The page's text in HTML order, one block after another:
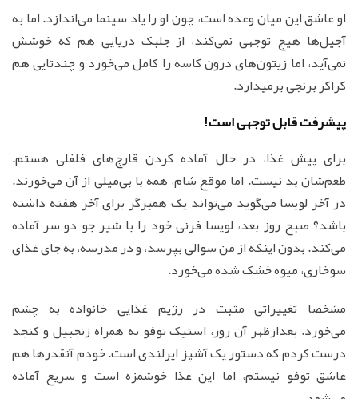
او عاشق این میان وعده است، چون او را یاد سینما می‌اندازد. اما به
آجیل‌ها هیچ توجهی نمی‌کند، از جلبک دریایی هم که خوشش
نمی‌آید، اما زیتون‌های درون کاسه را کامل می‌خورد و چندتایی هم
کراکر برنجی برمیدارد.
پیشرفت قابل توجهی است!
برای پیش غذا، در حال آماده کردن قارچ‌های فلفلی هستم.
طعم‌شان بد نیست. اما موقع شام، همه با بی‌میلی از آن می‌خورند.
در آخر لویسا می‌گوید می‌تواند یک همبرگر برای آخر هفته داشته
باشد؟ صبح روز بعد، لویسا فرنی خود را با شیر جو دو سر آماده
می‌کند. بدون اینکه از من سوالی بپرسد، و در مدرسه، به جای غذای
سوخاری، میوه خشک شده می‌خورد.
مشخصا تغییراتی مثبت در رژیم غذایی خانواده به چشم
می‌خورد. بعدازظهر آن روز، استیک توفو به همراه زنجبیل و کنجد
درست کردم که دستور یک آشپز ایرلندی است. خودم آنقدرها هم
عاشق توفو نیستم، اما این غذا خوشمزه است و سریع آماده